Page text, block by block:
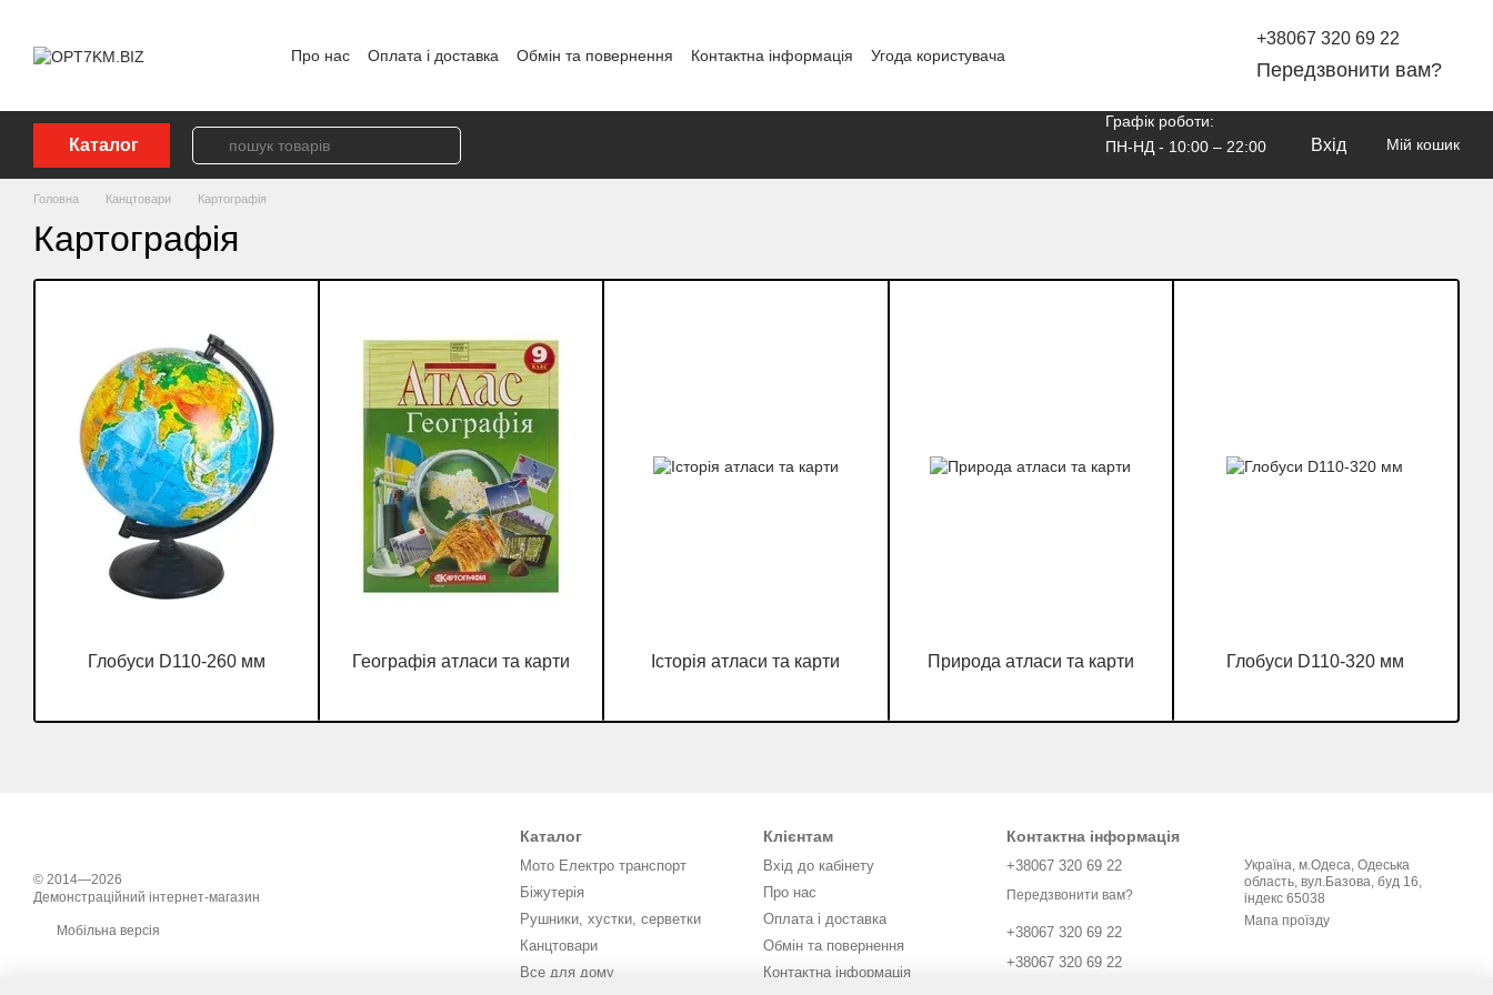
Про нас Оплата і доставка Обмін та повернення Контактна інформація
Угода користувача
+38067 320 69 22
Передзвонити вам?
Каталог
Графік роботи:
ПН-НД - 10:00 – 22:00
Вхід Мій кошик
Головна Канцтовари Картографія
Картографія
Глобуси D110-260 мм Географія атласи та карти Історія атласи та карти Природа атласи та карти Глобуси D110-320 мм
© 2014—2026
Демонстраційний інтернет-магазин
Мобільна версія
Каталог
Мото Електро транспорт
Біжутерія
Рушники, хустки, серветки
Канцтовари
Все для дому
Клієнтам
Вхід до кабінету
Про нас
Оплата і доставка
Обмін та повернення
Контактна інформація
Контактна інформація
+38067 320 69 22
Передзвонити вам?
+38067 320 69 22
+38067 320 69 22
Україна, м.Одеса, Одеська
область, вул.Базова, буд 16,
індекс 65038
Мапа проїзду